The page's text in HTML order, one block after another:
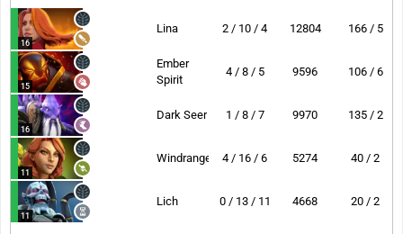
16
Lina 2 / 10 / 4 12804 166 / 5
15
Ember
Spirit
4 / 8 / 5 9596 106 / 6
16
Dark Seer 1 / 8 / 7 9970 135 / 2
11
Windranger 4 / 16 / 6 5274 40 / 2
11
Lich 0 / 13 / 11 4668 20 / 2